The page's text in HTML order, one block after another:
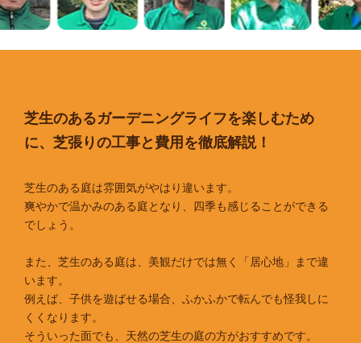
芝生のあるガーデニングライフを楽しむため
に、芝張りの工事と費用を徹底解説！
芝生のある庭は雰囲気がやはり違います。
爽やかで温かみのある庭となり、四季も感じることができる
でしょう。
また、芝生のある庭は、美観だけでは無く「居心地」まで違
います。
例えば、子供を遊ばせる場合、ふかふかで転んでも怪我しに
くくなります。
そういった面でも、天然の芝生の庭の方がおすすめです。